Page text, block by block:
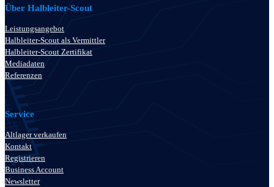
Über Halbleiter-Scout
Leistungsangebot
Halbleiter-Scout als Vermittler
Halbleiter-Scout Zertifikat
Mediadaten
Referenzen
Service
Altlager verkaufen
Kontakt
Registrieren
Business Account
Newsletter